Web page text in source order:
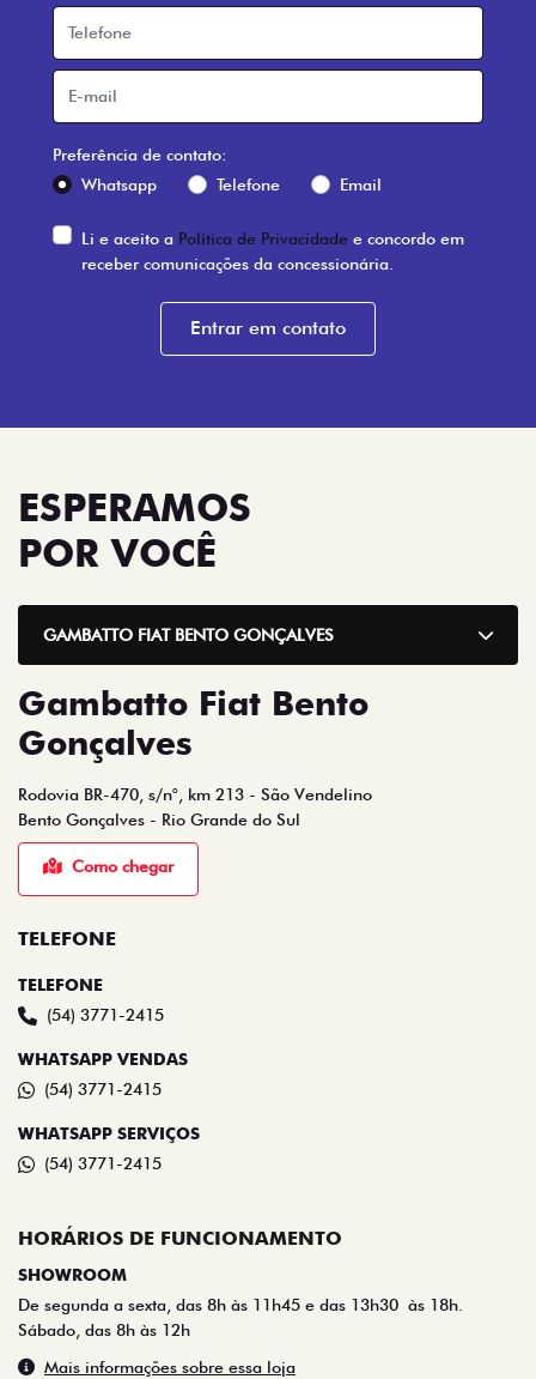
Preferência de contato:
Whatsapp
Telefone Email
Li e aceito a Política de Privacidade e concordo em
receber comunicações da concessionária.
Entrar em contato
ESPERAMOS
POR VOCÊ
GAMBATTO FIAT BENTO GONÇALVES
Gambatto Fiat Bento
Gonçalves
Rodovia BR-470, s/n°, km 213 - São Vendelino
Bento Gonçalves - Rio Grande do Sul
Como chegar
TELEFONE
TELEFONE
(54) 3771-2415
WHATSAPP VENDAS
(54) 3771-2415
WHATSAPP SERVIÇOS
(54) 3771-2415
HORÁRIOS DE FUNCIONAMENTO
SHOWROOM
De segunda a sexta, das 8h às 11h45 e das 13h30 às 18h.
Sábado, das 8h às 12h
Mais informações sobre essa loja